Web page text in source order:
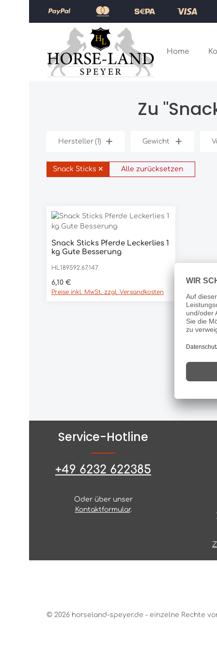
Zum Hauptinhalt springen
Zur Hauptnavigation springen
Home
Zu
Hersteller (1) Gewicht
Snack Sticks × Alle zurücksetzen
Produkt Anzahl: Gib den
Stück
Snack Sticks Pferde Leckerlies 1
kg Gute Besserung
HL189592.67.147
Regulärer Preis:
6,10 €
Preise inkl. MwSt. zzgl. Versandkosten
Service-Hotline
+49 6232 622385
Oder über unser
Kontaktformular.
© 2026 horseland-speyer.de - einzelne Rechte